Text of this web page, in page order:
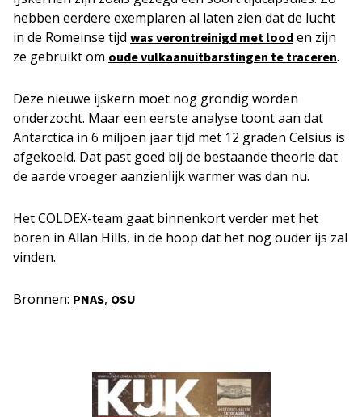
hebben eerdere exemplaren al laten zien dat de lucht
in de Romeinse tijd was verontreinigd met lood en zijn
ze gebruikt om oude vulkaanuitbarstingen te traceren.
Deze nieuwe ijskern moet nog grondig worden
onderzocht. Maar een eerste analyse toont aan dat
Antarctica in 6 miljoen jaar tijd met 12 graden Celsius is
afgekoeld. Dat past goed bij de bestaande theorie dat
de aarde vroeger aanzienlijk warmer was dan nu.
Het COLDEX-team gaat binnenkort verder met het
boren in Allan Hills, in de hoop dat het nog ouder ijs zal
vinden.
Bronnen: PNAS, OSU